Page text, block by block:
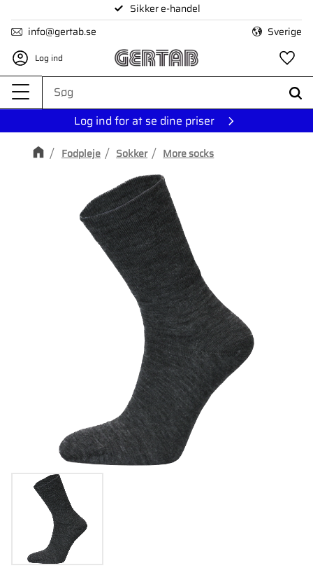
Menu
Sikker e-handel
info@gertab.se
Sverige
Log ind
Log ind for at se dine priser
Fodpleje Sokker More socks